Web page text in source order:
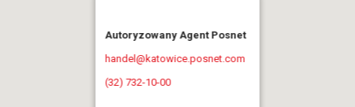
Autoryzowany Agent Posnet
handel@katowice.posnet.com
(32) 732-10-00